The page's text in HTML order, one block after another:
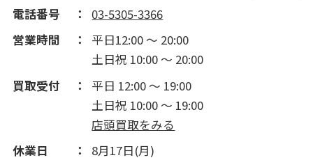
2013(175)
2012(310)
2011(385)
電話番号
03-5305-3366
営業時間
平日12:00 ～ 20:00
土日祝 10:00 ～ 20:00
買取受付
平日 12:00 ～ 19:00
土日祝 10:00 ～ 19:00
店頭買取をみる
休業日
8月17日(月)